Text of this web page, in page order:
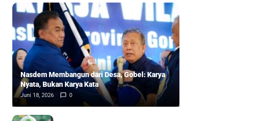
Nasdem Membangun dari Desa, Gobel: Karya
Nyata, Bukan Karya Kata
Juni 18, 2026 0